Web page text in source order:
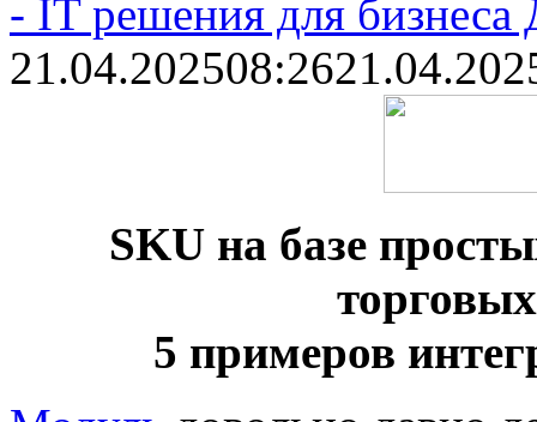
- IT решения для бизнеса
21.04.202508:26
SKU на базе
5 примеров